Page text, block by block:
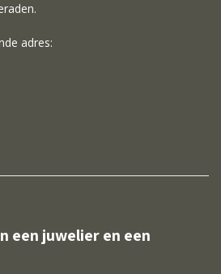
adres:
een juwelier en een